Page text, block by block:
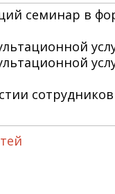
семинар в